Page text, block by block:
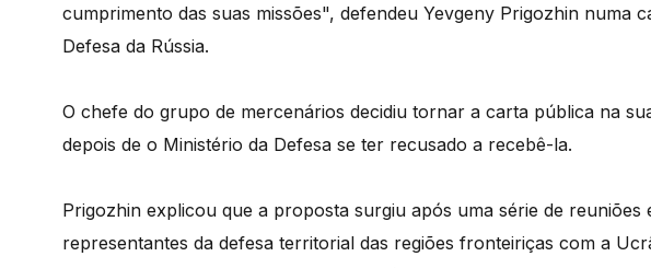
cumprimento das suas missões", defendeu Yevgeny Prigozhin numa
Defesa da Rússia.
O chefe do grupo de mercenários decidiu tornar a carta pública na
depois de o Ministério da Defesa se ter recusado a recebê-la.
Prigozhin explicou que a proposta surgiu após uma série de reuniões
representantes da defesa territorial das regiões fronteiriças com a